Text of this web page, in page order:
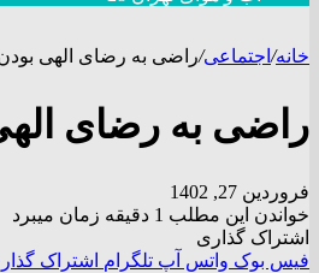
خانه/ اجتماعی/راضی به رضای الهی
راضی به رضای
فروردین 27, 1402
خواندن این مطلب 1 دقیقه زمان میبرد
اشتراک گذاری
فیس بوک واتس آپ تلگرام اشتراک